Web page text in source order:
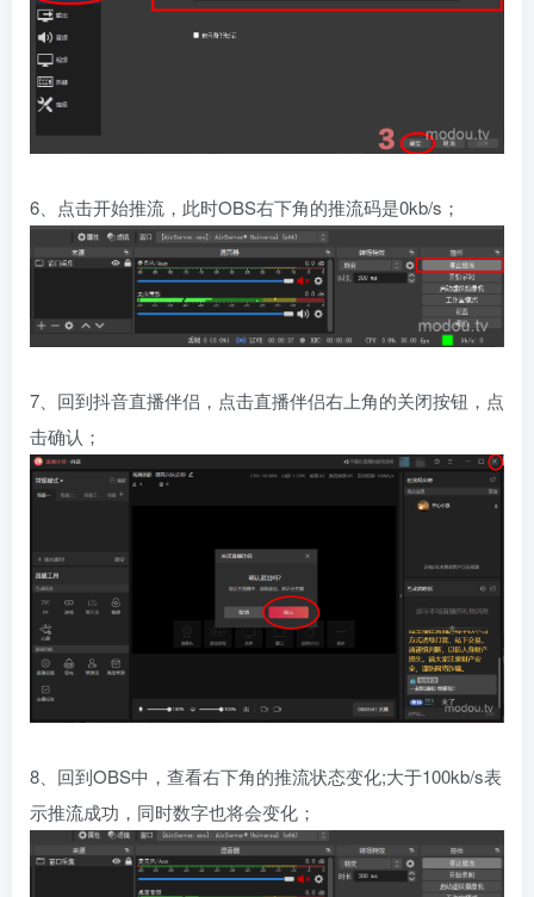
6、点击开始推流，此时OBS右下角的推流码是0kb/s；
7、回到抖音直播伴侣，点击直播伴侣右上角的关闭按钮，点
击确认；
8、回到OBS中，查看右下角的推流状态变化;大于100kb/s表
示推流成功，同时数字也将会变化；